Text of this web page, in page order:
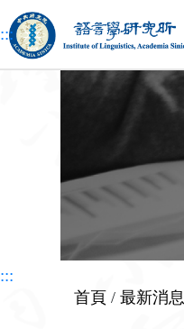
跳到主要內容區塊
:::
:::
首頁 /最新消息